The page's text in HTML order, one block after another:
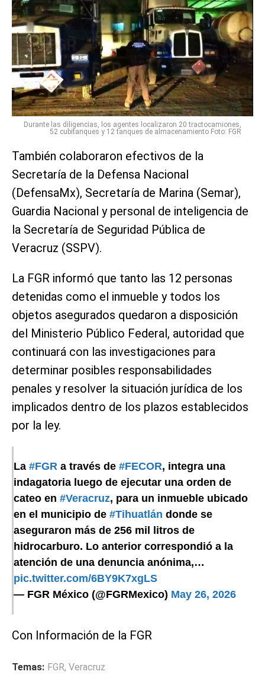
Durante las diligencias, los agentes localizaron 20 tractocamiones,
52 cubitanques y 12 tanques de almacenamiento Foto: FGR
También colaboraron efectivos de la
Secretaría de la Defensa Nacional
(DefensaMx), Secretaría de Marina (Semar),
Guardia Nacional y personal de inteligencia de
la Secretaría de Seguridad Pública de
Veracruz (SSPV).
La FGR informó que tanto las 12 personas
detenidas como el inmueble y todos los
objetos asegurados quedaron a disposición
del Ministerio Público Federal, autoridad que
continuará con las investigaciones para
determinar posibles responsabilidades
penales y resolver la situación jurídica de los
implicados dentro de los plazos establecidos
por la ley.
La #FGR a través de #FECOR, integra una
indagatoria luego de ejecutar una orden de
cateo en #Veracruz, para un inmueble ubicado
en el municipio de #Tihuatlán donde se
aseguraron más de 256 mil litros de
hidrocarburo. Lo anterior correspondió a la
atención de una denuncia anónima,…
pic.twitter.com/6BY9K7xgLS
— FGR México (@FGRMexico) May 26, 2026
Con Información de la FGR
Temas: FGR, Veracruz